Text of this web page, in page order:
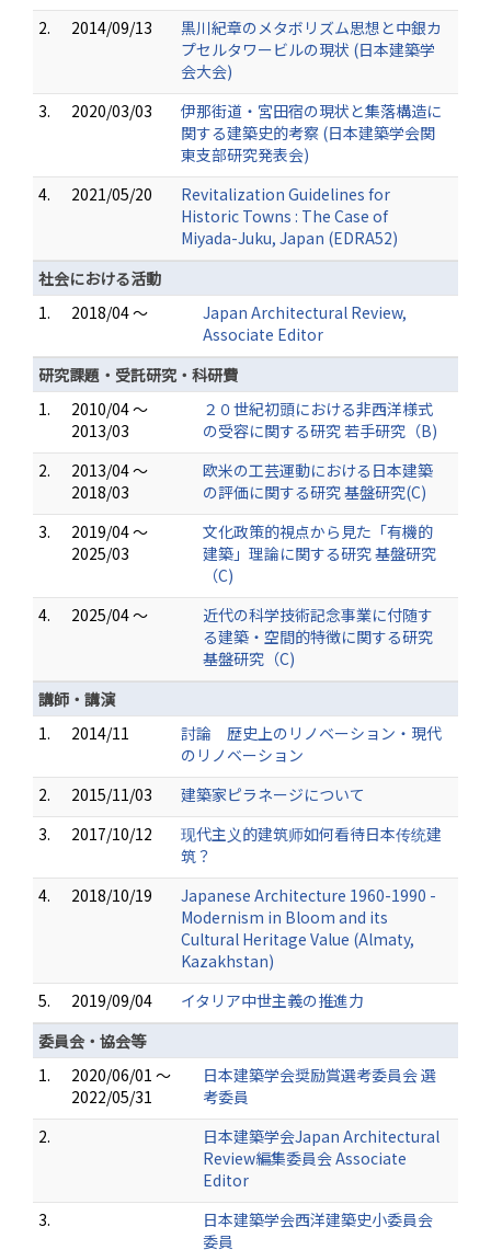
2.
2014/09/13
黒川紀章のメタボリズム思想と中銀カ
プセルタワービルの現状 (日本建築学
会大会)
3.
2020/03/03
伊那街道・宮田宿の現状と集落構造に
関する建築史的考察 (日本建築学会関
東支部研究発表会)
4.
2021/05/20
Revitalization Guidelines for
Historic Towns : The Case of
Miyada-Juku, Japan (EDRA52)
社会における活動
1.
2018/04 ～
Japan Architectural Review,
Associate Editor
研究課題・受託研究・科研費
1.
2010/04 ～
2013/03
２０世紀初頭における非西洋様式
の受容に関する研究 若手研究（B)
2.
2013/04 ～
2018/03
欧米の工芸運動における日本建築
の評価に関する研究 基盤研究(C)
3.
2019/04 ～
2025/03
文化政策的視点から見た「有機的
建築」理論に関する研究 基盤研究
（C)
4.
2025/04 ～
近代の科学技術記念事業に付随す
る建築・空間的特徴に関する研究
基盤研究（C)
講師・講演
1.
2014/11
討論 歴史上のリノベーション・現代
のリノベーション
2.
2015/11/03
建築家ピラネージについて
3.
2017/10/12
现代主义的建筑师如何看待日本传统建
筑？
4.
2018/10/19
Japanese Architecture 1960-1990 -
Modernism in Bloom and its
Cultural Heritage Value (Almaty,
Kazakhstan)
5.
2019/09/04
イタリア中世主義の推進力
委員会・協会等
1.
2020/06/01 ～
2022/05/31
日本建築学会奨励賞選考委員会 選
考委員
2.
日本建築学会Japan Architectural
Review編集委員会 Associate
Editor
3.
日本建築学会西洋建築史小委員会
委員